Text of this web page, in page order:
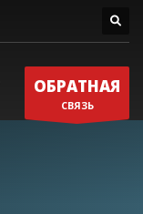
ОБРАТНАЯ
СВЯЗЬ